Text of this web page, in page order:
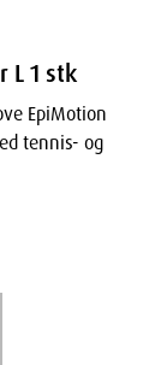
L 1 stk
EpiMotion
tennis- og